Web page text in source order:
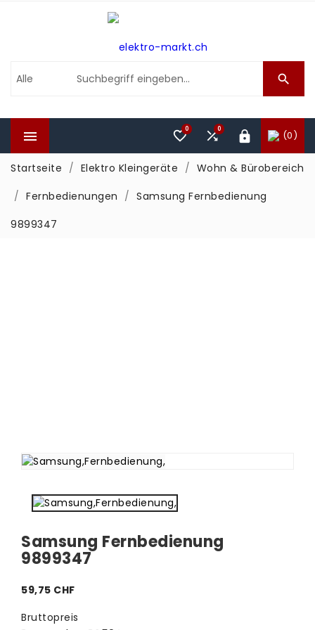

 (0)

0
0
Startseite Elektro Kleingeräte
Wohn & Bürobereich
Fernbedienungen
Samsung Fernbedienung
9899347
Samsung Fernbedienung
9899347
59,75 CHF
Bruttopreis